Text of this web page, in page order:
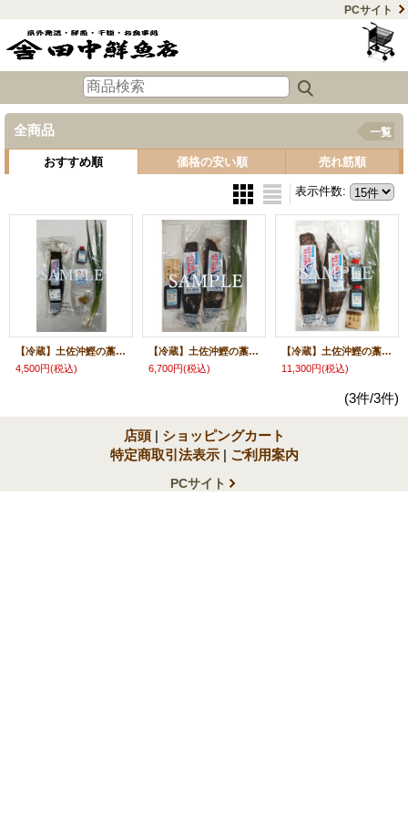
PCサイト
全商品 一覧
おすすめ順 価格の安い順 売れ筋順
表示件数:
【冷蔵】土佐沖鰹の藁焼きタタキ1ｐセット
4,500円(税込)
【冷蔵】土佐沖鰹の藁焼きタタキ2〜3ｐセット
6,700円(税込)
【冷蔵】土佐沖鰹の藁焼きタタキ2〜4ｐセット
11,300円(税込)
(3件/3件)
店頭 | ショッピングカート
特定商取引法表示 | ご利用案内
PCサイト